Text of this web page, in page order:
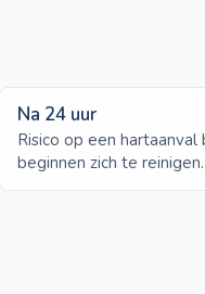
Na 24 uur
Risico op een
beginnen zich te reinigen.